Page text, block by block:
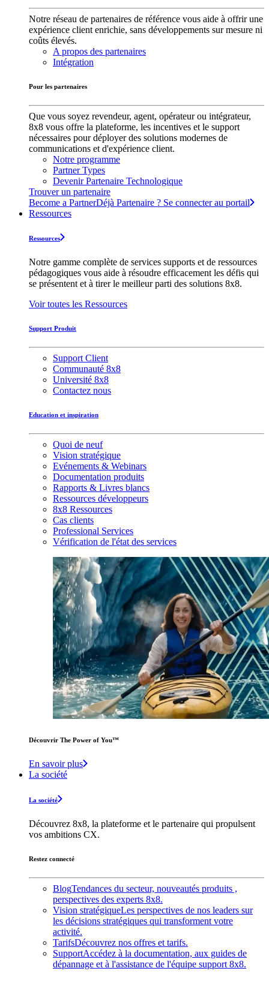
Notre réseau de partenaires de référence vous aide à offrir une
expérience client enrichie, sans développements sur mesure ni
coûts élevés.
A propos des partenaires
Intégration
Pour les partenaires
Que vous soyez revendeur, agent, opérateur ou intégrateur,
8x8 vous offre la plateforme, les incentives et le support
nécessaires pour déployer des solutions modernes de
communications et d'expérience client.
Notre programme
Partner Types
Devenir Partenaire Technologique
Trouver un partenaire
Become a PartnerDéjà Partenaire ? Se connecter au portail
Ressources
Ressources
Notre gamme complète de services supports et de ressources
pédagogiques vous aide à résoudre efficacement les défis qui
se présentent et à tirer le meilleur parti des solutions 8x8.
Voir toutes les Ressources
Support Produit
Support Client
Communauté 8x8
Université 8x8
Contactez nous
Education et inspiration
Quoi de neuf
Vision stratégique
Evénements & Webinars
Documentation produits
Rapports & Livres blancs
Ressources développeurs
8x8 Ressources
Cas clients
Professional Services
Vérification de l'état des services
Découvrir The Power of You™️
En savoir plus
La société
La société
Découvrez 8x8, la plateforme et le partenaire qui propulsent
vos ambitions CX.
Restez connecté
BlogTendances du secteur, nouveautés produits ,
perspectives des experts 8x8.
Vision stratégiqueLes perspectives de nos leaders sur
les décisions stratégiques qui transforment votre
activité.
TarifsDécouvrez nos offres et tarifs.
SupportAccédez à la documentation, aux guides de
dépannage et à l'assistance de l'équipe support 8x8.